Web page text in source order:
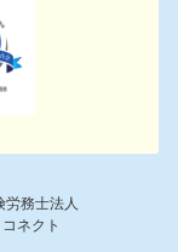
労務士法人
ネクト